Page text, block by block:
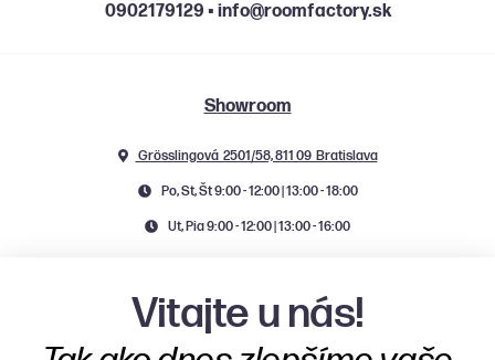
0902179129 ▪ info@roomfactory.sk
Showroom
Grösslingová 2501/58, 811 09 Bratislava
Po, St, Št 9:00 - 12:00 | 13:00 - 18:00
Ut, Pia 9:00 - 12:00 | 13:00 - 16:00
Vitajte u nás!